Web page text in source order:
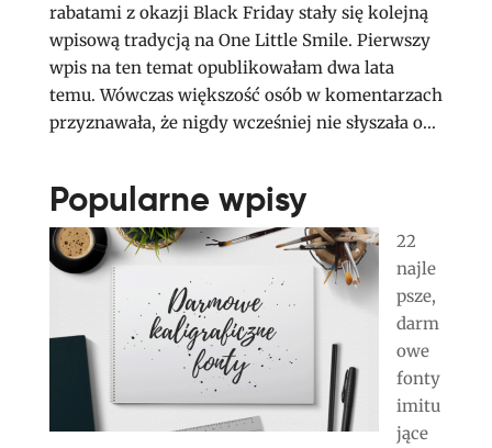
rabatami z okazji Black Friday stały się kolejną
wpisową tradycją na One Little Smile. Pierwszy
wpis na ten temat opublikowałam dwa lata
temu. Wówczas większość osób w komentarzach
przyznawała, że nigdy wcześniej nie słyszała o...
Popularne wpisy
22
najle
psze,
darm
owe
fonty
imitu
jące